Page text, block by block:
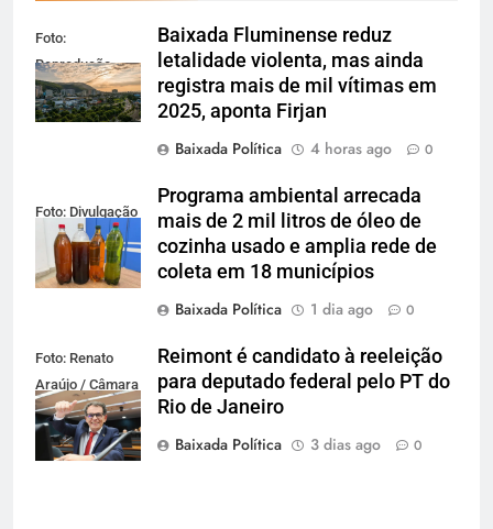
Foto:
Reprodução
Baixada Fluminense reduz
letalidade violenta, mas ainda
registra mais de mil vítimas em
2025, aponta Firjan
Baixada Política
4 horas ago 0
Foto: Divulgação
Programa ambiental arrecada
mais de 2 mil litros de óleo de
cozinha usado e amplia rede de
coleta em 18 municípios
Baixada Política
1 dia ago 0
Foto: Renato
Araújo / Câmara
dos Deputados
Reimont é candidato à reeleição
para deputado federal pelo PT do
Rio de Janeiro
Baixada Política
3 dias ago 0